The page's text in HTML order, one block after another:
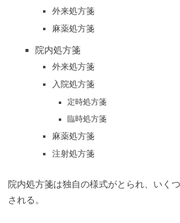
外来処方箋
麻薬処方箋
院内処方箋
外来処方箋
入院処方箋
定時処方箋
臨時処方箋
麻薬処方箋
注射処方箋
院内処方箋は独自の様式がとられ、いく
される。